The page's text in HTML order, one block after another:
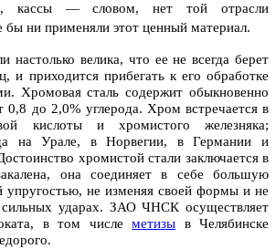
кассы — словом, нет той отрасли
бы ни применяли этот ценный материал.
настолько велика, что ее не всегда берет
и приходится прибегать к его обработке
Хромовая сталь содержит обыкновенно
0,8 до 2,0% углерода. Хром встречается в
кислоты и хромистого железняка;
на Урале, в Норвегии, в Германии и
хромистой стали заключается в
она соединяет в себе большую
упругостью, не изменяя своей формы и не
сильных ударах. ЗАО ЧНСК осуществляет
в том числеметизы в Челябинске